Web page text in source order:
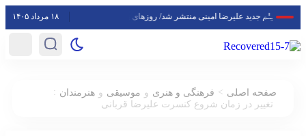
فیلم جدید علیرضا امینی منتشر شد/ روزهای پایانی مراحل فنی «سمفونی باران»
۱۸ مرداد ۱۴۰۵
صفحه اصلی > فرهنگی و هنری و موسیقی و هنرمندان :
تغییر در زمان شروع کنسرت علیرضا قربانی